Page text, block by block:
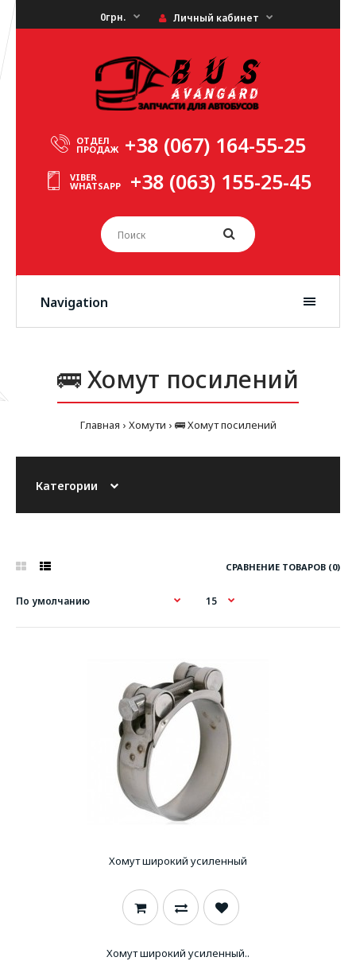
0грн. Личный кабинет
ОТДЕЛ
ПРОДАЖ +38 (067) 164-55-25
VIBER
WHATSAPP +38 (063) 155-25-45
Navigation
🚌 Хомут посилений
Главная Хомути 🚌 Хомут посилений
Категории
СРАВНЕНИЕ ТОВАРОВ (0)
Хомут широкий усиленный
Хомут широкий усиленный..